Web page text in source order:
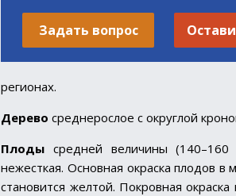
Задать вопрос
регионах.
Дерево среднерослое с округлой
Плоды средней величины
нежесткая. Основная окраска плодов
становится желтой. Покровная